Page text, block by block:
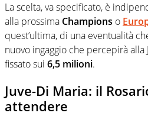
La scelta, va specificato, è
alla prossima Champions o
quest’ultima, di una eventualità
nuovo ingaggio che percepirà alla
fissato sui 6,5 milioni.
Juve-Di Maria: il
attendere